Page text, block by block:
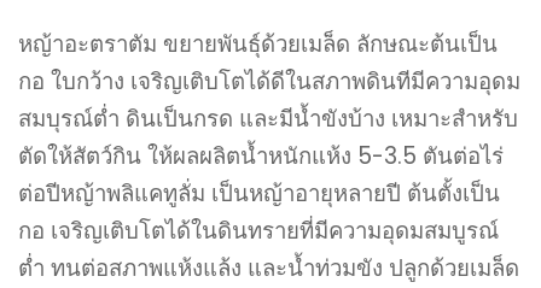
หญ้าอะตราตัม ขยายพันธุ์ด้วยเมล็ด ลักษณะต้นเป็น
กอ ใบกว้าง เจริญเติบโตได้ดีในสภาพดินทีมีความอุดม
สมบุรณ์ต่ำ ดินเป็นกรด และมีน้ำขังบ้าง เหมาะสำหรับ
ตัดให้สัตว์กิน ให้ผลผลิตน้ำหนักแห้ง 5-3.5 ตันต่อไร่
ต่อปีหญ้าพลิแคทูลั่ม เป็นหญ้าอายุหลายปี ต้นตั้งเป็น
กอ เจริญเติบโตได้ในดินทรายที่มีความอุดมสมบูรณ์
ต่ำ ทนต่อสภาพแห้งแล้ง และน้ำท่วมขัง ปลูกด้วยเมล็ด